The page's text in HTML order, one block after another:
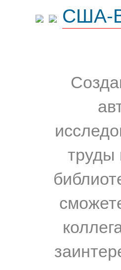
США-
труды